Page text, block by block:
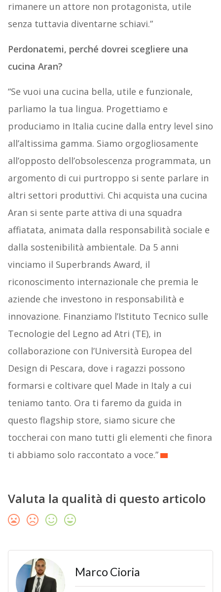
rimanere un attore non protagonista, utile
senza tuttavia diventarne schiavi.”
Perdonatemi, perché dovrei scegliere una
cucina Aran?
“Se vuoi una cucina bella, utile e funzionale,
parliamo la tua lingua. Progettiamo e
produciamo in Italia cucine dalla entry level sino
all’altissima gamma. Siamo orgogliosamente
all’opposto dell’obsolescenza programmata, un
argomento di cui purtroppo si sente parlare in
altri settori produttivi. Chi acquista una cucina
Aran si sente parte attiva di una squadra
affiatata, animata dalla responsabilità sociale e
dalla sostenibilità ambientale. Da 5 anni
vinciamo il Superbrands Award, il
riconoscimento internazionale che premia le
aziende che investono in responsabilità e
innovazione. Finanziamo l’Istituto Tecnico sulle
Tecnologie del Legno ad Atri (TE), in
collaborazione con l’Università Europea del
Design di Pescara, dove i ragazzi possono
formarsi e coltivare quel Made in Italy a cui
teniamo tanto. Ora ti faremo da guida in
questo flagship store, siamo sicure che
toccherai con mano tutti gli elementi che finora
ti abbiamo solo raccontato a voce.”
Valuta la qualità di questo articolo
Marco Cioria